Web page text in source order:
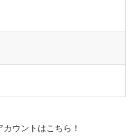
ウントはこちら！